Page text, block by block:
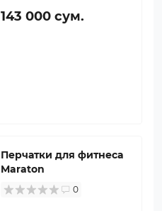
143 000 сум.
Перчатки для фитнеса
Maraton
0